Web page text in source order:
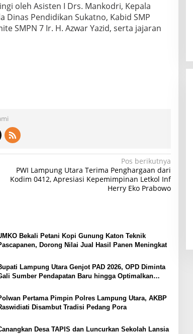
oleh Asisten I Drs. Mankodri, Kepala
Dinas Pendidikan Sukatno, Kabid SMP
SMPN 7 Ir. H. Azwar Yazid, serta jajaran
Pos berikutnya
PWI Lampung Utara Terima Penghargaan dari
Kodim 0412, Apresiasi Kepemimpinan Letkol Inf
Herry Eko Prabowo
Bekali Petani Kopi Gunung Katon Teknik
Dorong Nilai Jual Hasil Panen Meningkat
Lampung Utara Genjot PAD 2026, OPD Diminta
Sumber Pendapatan Baru hingga Optimalkan
Pertama Pimpin Polres Lampung Utara, AKBP
Disambut Tradisi Pedang Pora
Desa TAPIS dan Luncurkan Sekolah Lansia